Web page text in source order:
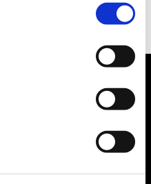
med vår integritetspolicy
Kontakta oss
vårt yttersta för att hjälpa